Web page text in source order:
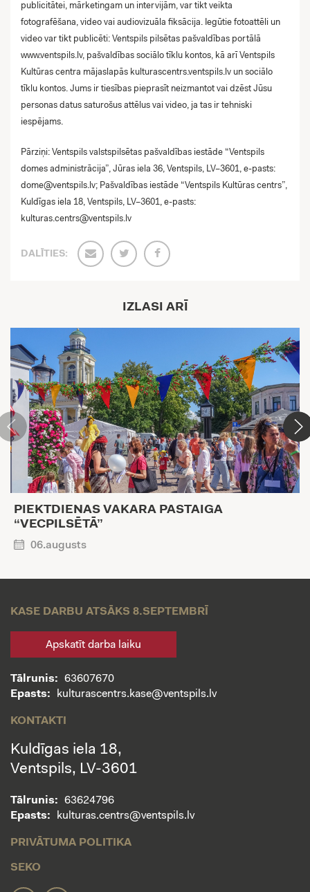
publicitātei, mārketingam un intervijām, var tikt veikta
fotografēšana, video vai audiovizuāla fiksācija. Iegūtie fotoattēli un
video var tikt publicēti: Ventspils pilsētas pašvaldības portālā
www.ventspils.lv, pašvaldības sociālo tīklu kontos, kā arī Ventspils
Kultūras centra mājaslapās kulturascentrs.ventspils.lv un sociālo
tīklu kontos. Jums ir tiesības pieprasīt neizmantot vai dzēst Jūsu
personas datus saturošus attēlus vai video, ja tas ir tehniski
iespējams.
Pārziņi: Ventspils valstspilsētas pašvaldības iestāde “Ventspils
domes administrācija”, Jūras iela 36, Ventspils, LV–3601, e-pasts:
dome@ventspils.lv; Pašvaldības iestāde “Ventspils Kultūras centrs”,
Kuldīgas iela 18, Ventspils, LV–3601, e-pasts:
kulturas.centrs@ventspils.lv
DALĪTIES:
IZLASI ARĪ
PIEKTDIENAS VAKARA PASTAIGA
“VECPILSĒTĀ”
06.augusts
KASE DARBU ATSĀKS 8.SEPTEMBRĪ
Apskatīt darba laiku
Tālrunis:
63607670
Epasts:
kulturascentrs.kase@ventspils.lv
KONTAKTI
Kuldīgas iela 18,
Ventspils, LV-3601
Tālrunis:
63624796
Epasts:
kulturas.centrs@ventspils.lv
PRIVĀTUMA POLITIKA
SEKO